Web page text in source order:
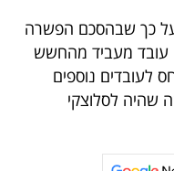
על כך שבהסכם הפשרה
עובד מעביד מהחשש
לעובדים נוספים
שהיה לסלוצקי